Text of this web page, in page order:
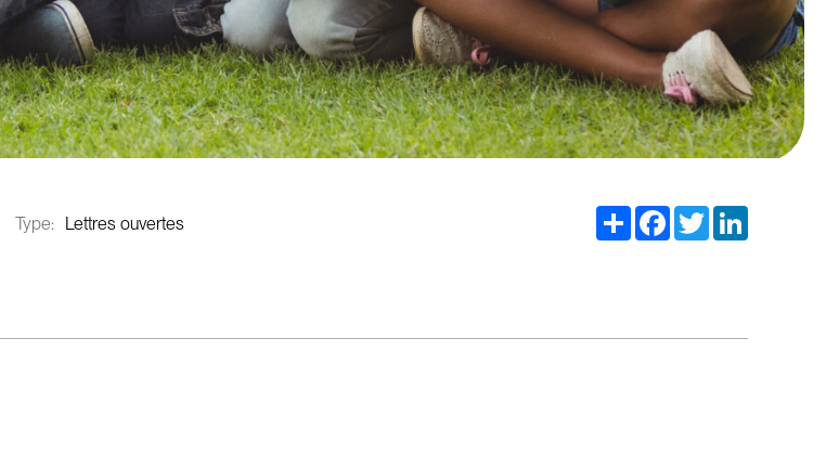
Type: Lettres ouvertes Share Facebook
Twitter